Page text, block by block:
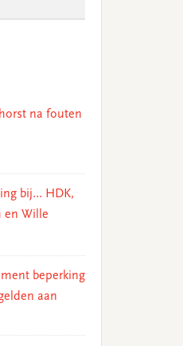
na fouten
bij… HDK,
en Wille
beperking
aan